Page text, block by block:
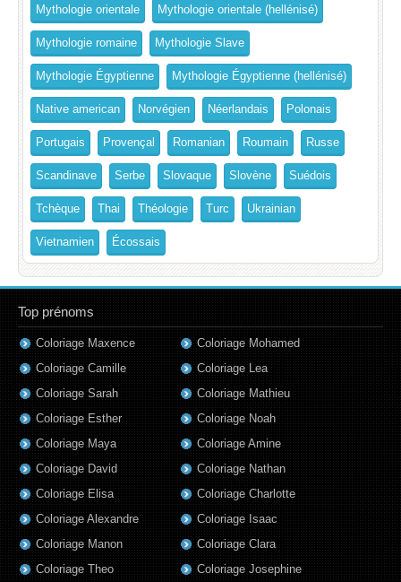
Mythologie orientale Mythologie orientale (hellénisé)
Mythologie romaine Mythologie Slave
Mythologie Égyptienne Mythologie Égyptienne (hellénisé)
Native american Norvégien Néerlandais Polonais
Portugais Provençal Romanian Roumain Russe
Scandinave Serbe Slovaque Slovène Suédois
Tchèque Thai Théologie Turc Ukrainian
Vietnamien Écossais
Top prénoms
Coloriage Maxence
Coloriage Camille
Coloriage Sarah
Coloriage Esther
Coloriage Maya
Coloriage David
Coloriage Elisa
Coloriage Alexandre
Coloriage Manon
Coloriage Theo
Coloriage Mohamed
Coloriage Lea
Coloriage Mathieu
Coloriage Noah
Coloriage Amine
Coloriage Nathan
Coloriage Charlotte
Coloriage Isaac
Coloriage Clara
Coloriage Josephine